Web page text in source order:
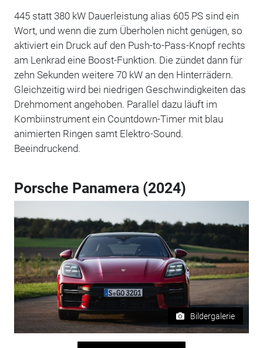
445 statt 380 kW Dauerleistung alias 605 PS sind ein
Wort, und wenn die zum Überholen nicht genügen, so
aktiviert ein Druck auf den Push-to-Pass-Knopf rechts
am Lenkrad eine Boost-Funktion. Die zündet dann für
zehn Sekunden weitere 70 kW an den Hinterrädern.
Gleichzeitig wird bei niedrigen Geschwindigkeiten das
Drehmoment angehoben. Parallel dazu läuft im
Kombiinstrument ein Countdown-Timer mit blau
animierten Ringen samt Elektro-Sound.
Beeindruckend.
Porsche Panamera (2024)
Bildergalerie